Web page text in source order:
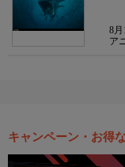
8月
ア
キャンペーン・お得